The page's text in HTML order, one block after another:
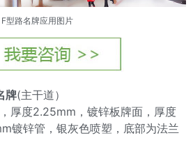
F型路名牌应用图片
牌(主干道）
度2.25mm，镀锌板牌面，厚度
镀锌管，银灰色喷塑，底部为法兰